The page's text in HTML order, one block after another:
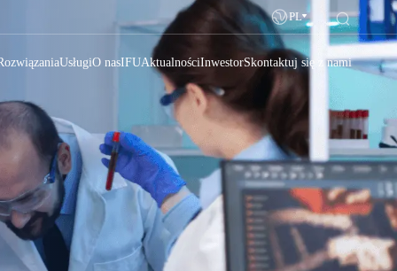
PL
UsługiO nasIFUAktualnościInwestorSkontaktuj się z nami